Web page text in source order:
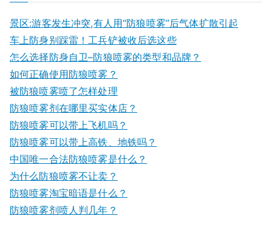
景区:游客发生冲突,有人用“防狼喷雾”后气体扩散引起
车上防身别踩雷！工兵铲被收后选这些
怎么选择防身自卫–防狼喷雾的类型和品牌？
如何正确使用防狼喷雾？
被防狼喷雾喷了怎样处理
防狼喷雾剂在哪里买实体店？
防狼喷雾可以带上飞机吗？
防狼喷雾可以带上高铁、地铁吗？
中国唯一合法防狼喷雾是什么？
为什么防狼喷雾不让卖？
防狼喷雾淘宝暗语是什么？
防狼喷雾剂喷人判几年？